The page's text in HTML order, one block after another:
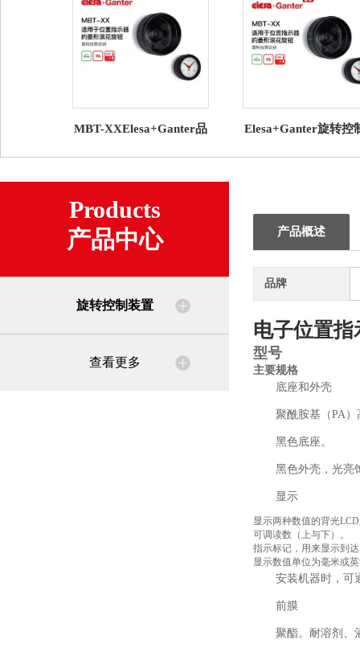
MBT-XXElesa+Ganter品
用于重力式位置显示器
Elesa+Ganter旋转控
式指示器
Products
产品中心
旋转控制装置
查看更多
产品概述
品牌
电子位置指
型号
主要规格
底座和外壳
聚酰胺基（PA
黑色底座。
黑色外壳，光亮
显示
显示两种数值的背光
可调读数（上与下）。
指示标记，用来显示到
显示数值单位为毫米或
安装机器时，可
前膜
聚酯。耐溶剂、